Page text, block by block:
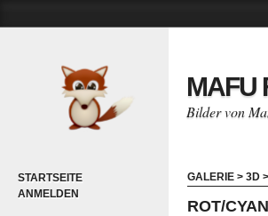
STARTSEITE
ANMELDEN
MAFU
Bilder von
GALERIE > 3D >
ROT/